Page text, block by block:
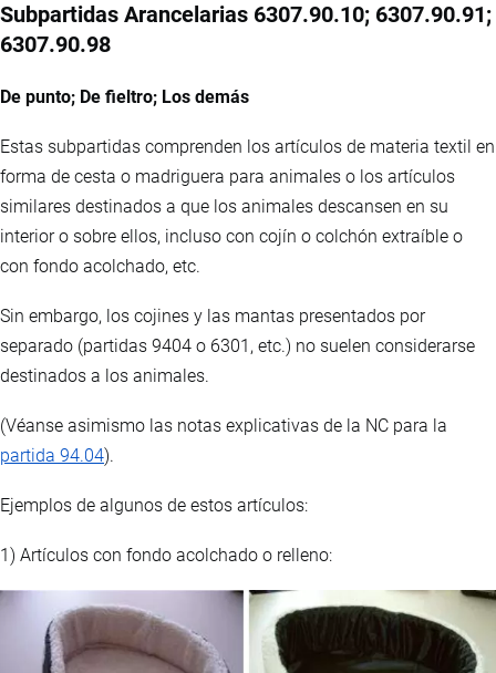
Subpartidas Arancelarias 6307.90.10; 6307.90.91;
6307.90.98
De punto; De fieltro; Los demás
Estas subpartidas comprenden los artículos de materia textil en
forma de cesta o madriguera para animales o los artículos
similares destinados a que los animales descansen en su
interior o sobre ellos, incluso con cojín o colchón extraíble o
con fondo acolchado, etc.
Sin embargo, los cojines y las mantas presentados por
separado (partidas 9404 o 6301, etc.) no suelen considerarse
destinados a los animales.
(Véanse asimismo las notas explicativas de la NC para la
partida 94.04).
Ejemplos de algunos de estos artículos:
1) Artículos con fondo acolchado o relleno: